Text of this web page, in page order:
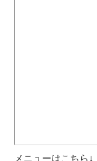
メニューはこちら↓